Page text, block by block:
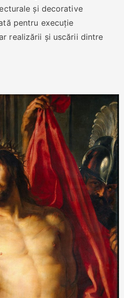
și decorative
pentru execuție
realizării și uscării dintre